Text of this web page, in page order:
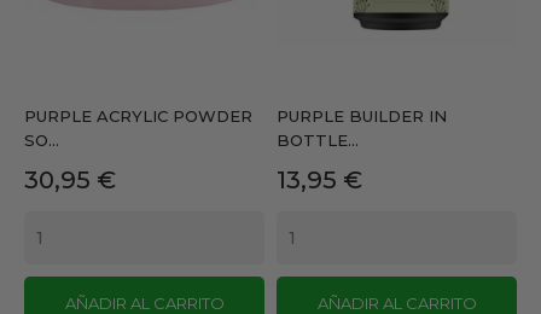
PURPLE ACRYLIC POWDER
SO...
Precio
30,95 €
AÑADIR AL CARRITO
PURPLE BUILDER IN
BOTTLE...
Precio
13,95 €
AÑADIR AL CARRITO